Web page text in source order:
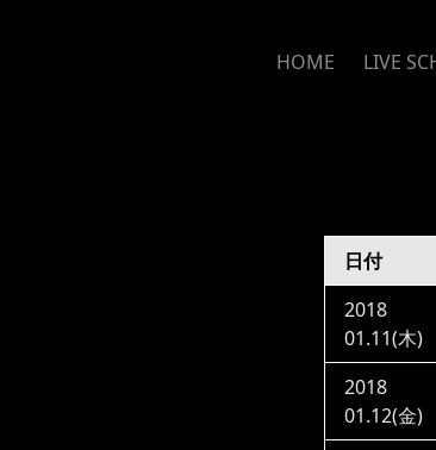
HOME LIVE
日付
2018
01.11(木)
2018
01.12(金)